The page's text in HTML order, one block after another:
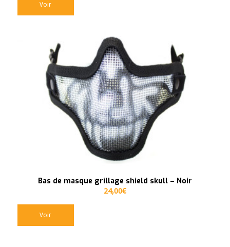
Voir
Bas de masque grillage shield skull – Noir
24,00€
Voir